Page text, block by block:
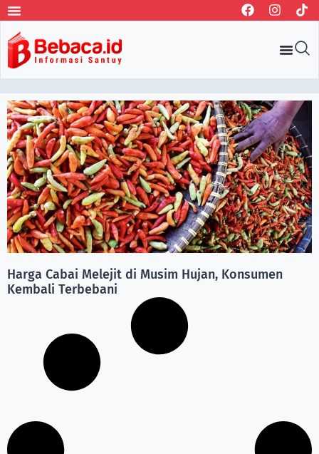
Harga Cabai Melejit di Musim Hujan, Konsumen
Kembali Terbebani